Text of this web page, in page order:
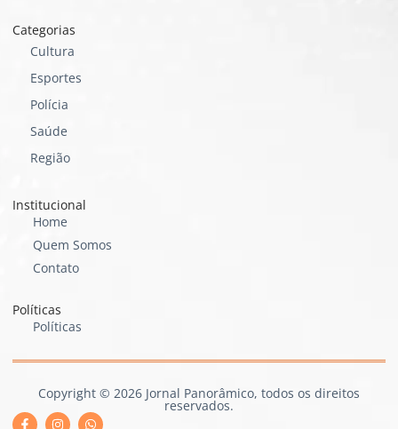
Categorias
Cultura
Esportes
Polícia
Saúde
Região
Institucional
Home
Quem Somos
Contato
Políticas
Políticas
Copyright © 2026 Jornal Panorâmico, todos os direitos
reservados.